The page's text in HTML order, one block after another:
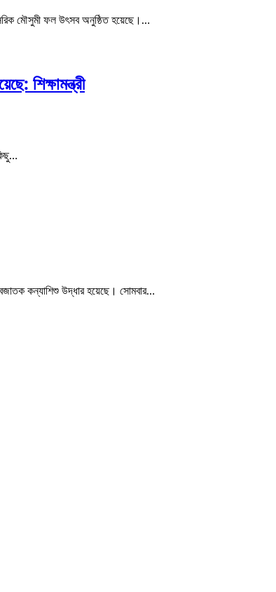
মৌসুমী ফল উৎসব অনুষ্ঠিত হয়েছে।…
শিক্ষামন্ত্রী
নবজাতক কন্যাশিশু উদ্ধার হয়েছে। সোমবার…